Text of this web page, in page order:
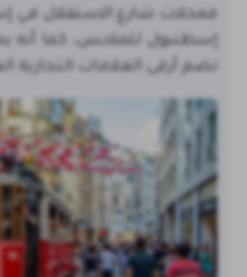
فمحلات شارع الاستقلال
إسطنبول للملابس، كما أنه
تضم أرقى العلامات التجارية